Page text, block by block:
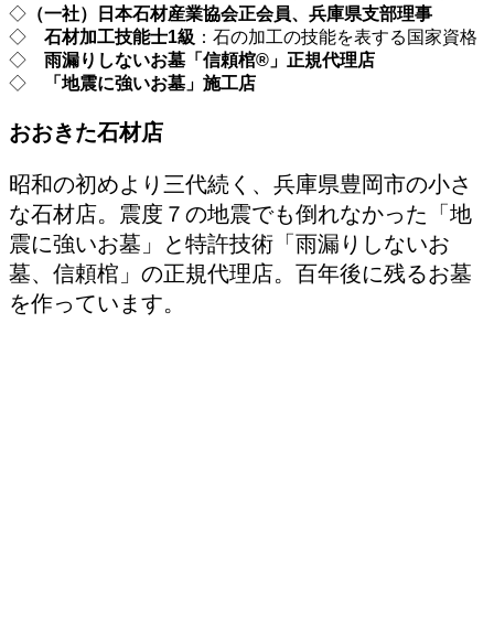
◇ （一社）日本石材産業協会正会員、兵庫県支部理事
◇ 石材加工技能士1級 ：石の加工の技能を表する国家資格
◇ 雨漏りしないお墓「信頼棺®」正規代理店
◇
「地震に強いお墓」施工店
おおきた石材店
昭和の初めより三代続く、兵庫県豊岡市の小さ
な石材店。震度７の地震でも倒れなかった「地
震に強いお墓」と特許技術「雨漏りしないお
墓、信頼棺」の正規代理店。百年後に残るお墓
を作っています。